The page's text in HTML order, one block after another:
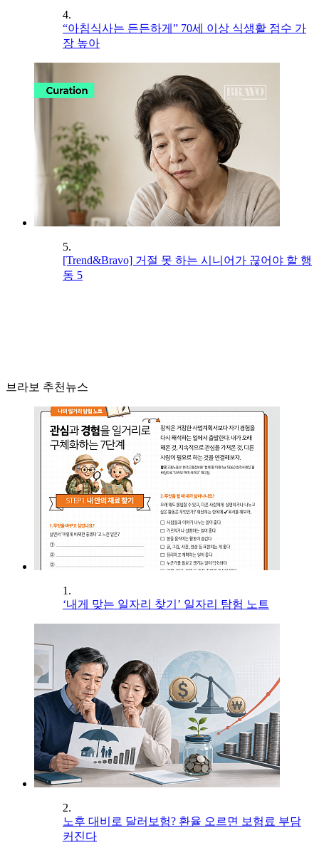
4.
“아침식사는 든든하게” 70세 이상 식생활 점수 가
장 높아
5.
[Trend&Bravo] 거절 못 하는 시니어가 끊어야 할 행
동 5
브라보 추천뉴스
1.
‘내게 맞는 일자리 찾기’ 일자리 탐험 노트
2.
노후 대비로 달러보험? 환율 오르면 보험료 부담
커진다